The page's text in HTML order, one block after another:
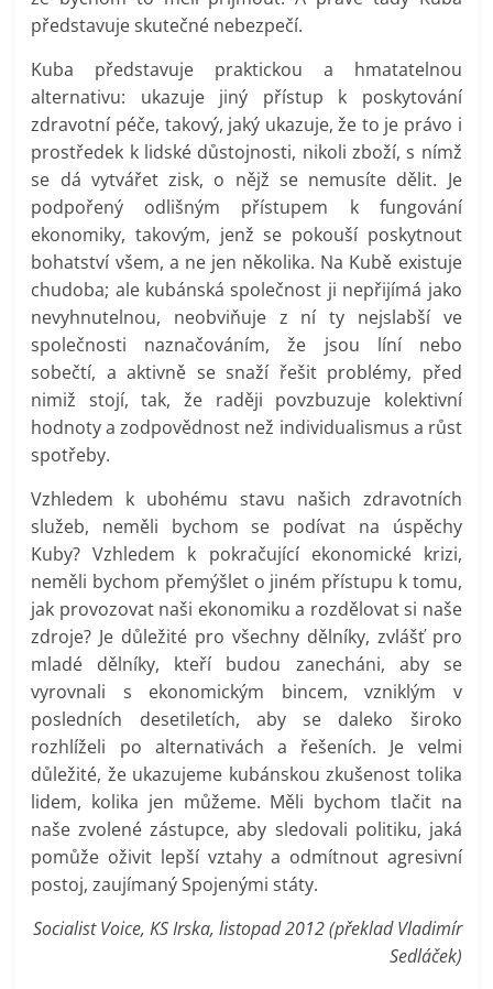
představuje skutečné nebezpečí.
Kuba představuje praktickou a hmatatelnou
alternativu: ukazuje jiný přístup k poskytování
zdravotní péče, takový, jaký ukazuje, že to je právo i
prostředek k lidské důstojnosti, nikoli zboží, s nímž
se dá vytvářet zisk, o nějž se nemusíte dělit. Je
podpořený odlišným přístupem k fungování
ekonomiky, takovým, jenž se pokouší poskytnout
bohatství všem, a ne jen několika. Na Kubě existuje
chudoba; ale kubánská společnost ji nepřijímá jako
nevyhnutelnou, neobviňuje z ní ty nejslabší ve
společnosti naznačováním, že jsou líní nebo
sobečtí, a aktivně se snaží řešit problémy, před
nimiž stojí, tak, že raději povzbuzuje kolektivní
hodnoty a zodpovědnost než individualismus a růst
spotřeby.
Vzhledem k ubohému stavu našich zdravotních
služeb, neměli bychom se podívat na úspěchy
Kuby? Vzhledem k pokračující ekonomické krizi,
neměli bychom přemýšlet o jiném přístupu k tomu,
jak provozovat naši ekonomiku a rozdělovat si naše
zdroje? Je důležité pro všechny dělníky, zvlášť pro
mladé dělníky, kteří budou zanecháni, aby se
vyrovnali s ekonomickým bincem, vzniklým v
posledních desetiletích, aby se daleko široko
rozhlíželi po alternativách a řešeních. Je velmi
důležité, že ukazujeme kubánskou zkušenost tolika
lidem, kolika jen můžeme. Měli bychom tlačit na
naše zvolené zástupce, aby sledovali politiku, jaká
pomůže oživit lepší vztahy a odmítnout agresivní
postoj, zaujímaný Spojenými státy.
Socialist Voice, KS Irska, listopad 2012 (překlad Vladimír
Sedláček)